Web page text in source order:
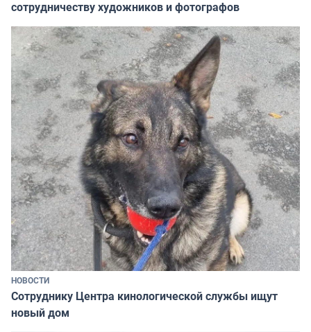
сотрудничеству художников и фотографов
НОВОСТИ
Сотруднику Центра кинологической службы ищут
новый дом